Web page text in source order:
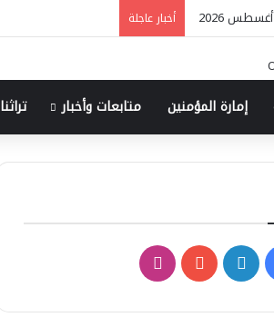
أخبار عاجلة
إمارة المؤمنين متابعات وأخبار تراثنا
فيسبوكلينكدإن‫YouTubeانستقرام